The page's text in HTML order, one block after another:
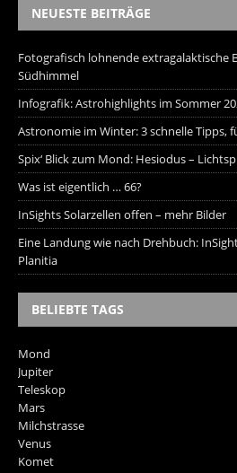
NEUESTE BEITRÄGE
Fotografisch lohnende extragalaktische
Südhimmel
Infografik: Astrohighlights im Sommer
Astronomie im Winter: 3 schnelle Tipps,
Spix‘ Blick zum Mond: Hesiodus –
Was ist eigentlich … 66?
InSights Solarzellen offen – mehr Bilder
Eine Landung wie nach Drehbuch:
Planitia
BELIEBTE TAGS
Mond
Jupiter
Teleskop
Mars
Milchstrasse
Venus
Komet